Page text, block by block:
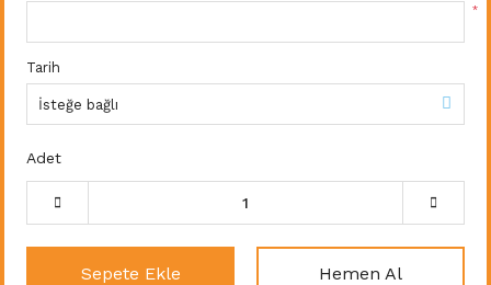
*
Tarih
Adet
Sepete Ekle Hemen Al